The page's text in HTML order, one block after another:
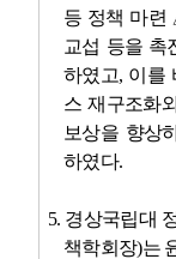
등 정책 마련
교섭 등을 촉
하였고, 이를
스 재구조화
보상을 향상
하였다.
5. 경상국립대
책학회장)는